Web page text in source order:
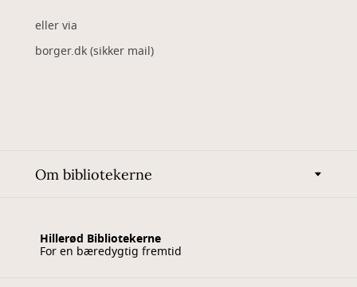
eller via
borger.dk (sikker mail)
Om bibliotekerne
Hillerød Bibliotekerne
For en bæredygtig fremtid